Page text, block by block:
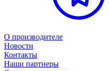
О производителе
Новости
Контакты
Наши партнеры